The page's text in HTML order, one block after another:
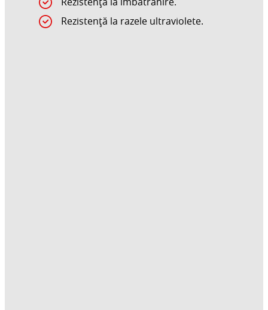
Rezistență la razele ultraviolete.